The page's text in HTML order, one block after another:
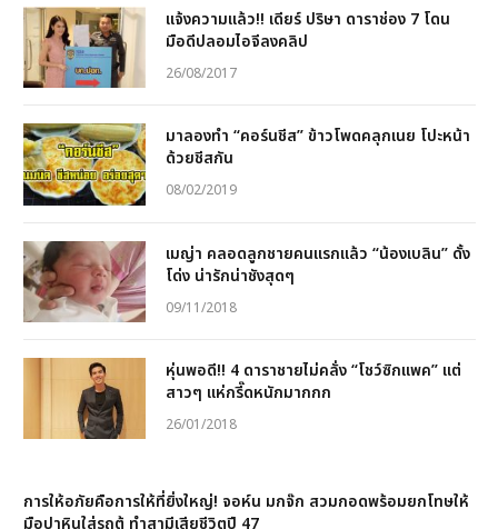
แจ้งความแล้ว!! เดียร์ ปริษา ดาราช่อง 7 โดน
มือดีปลอมไอจีลงคลิป
26/08/2017
มาลองทำ “คอร์นชีส” ข้าวโพดคลุกเนย โปะหน้า
ด้วยชีสกัน
08/02/2019
เมญ่า คลอดลูกชายคนแรกแล้ว “น้องเบลิน” ดั้ง
โด่ง น่ารักน่าชังสุดๆ
09/11/2018
หุ่นพอดี!! 4 ดาราชายไม่คลั่ง “โชว์ซิกแพค” แต่
สาวๆ แห่กรี๊ดหนักมากกก
26/01/2018
การให้อภัยคือการให้ที่ยิ่งใหญ่! จอห์น มกจ๊ก สวมกอดพร้อมยกโทษให้